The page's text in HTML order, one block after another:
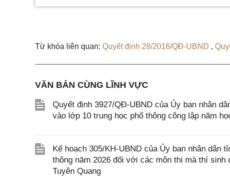
Từ khóa liên quan: Quyết định 28/2016/QĐ-UBND ,
VĂN BẢN CÙNG LĨNH VỰC
Quyết định 3927/QĐ-UBND của Ủy ban nhân
vào lớp 10 trung học phổ thông công lập năm
Kế hoạch 305/KH-UBND của Ủy ban nhân dân
thông năm 2026 đối với các môn thi mà thí
Tuyên Quang